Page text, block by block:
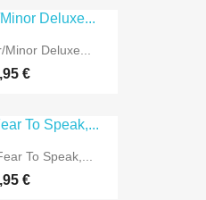
Minor Deluxe...
€
To Speak,...
€